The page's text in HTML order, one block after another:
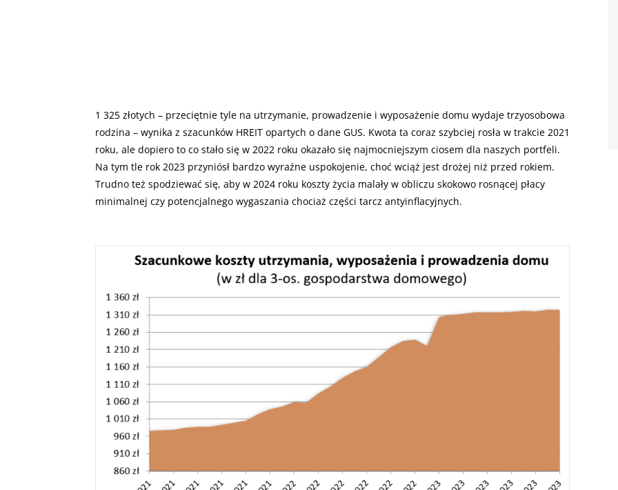
1 325 złotych – przeciętnie tyle na utrzymanie, prowadzenie i wyposażenie domu wydaje trzyosobowa
rodzina – wynika z szacunków HREIT opartych o dane GUS. Kwota ta coraz szybciej rosła w trakcie 2021
roku, ale dopiero to co stało się w 2022 roku okazało się najmocniejszym ciosem dla naszych portfeli.
Na tym tle rok 2023 przyniósł bardzo wyraźne uspokojenie, choć wciąż jest drożej niż przed rokiem.
Trudno też spodziewać się, aby w 2024 roku koszty życia malały w obliczu skokowo rosnącej płacy
minimalnej czy potencjalnego wygaszania chociaż części tarcz antyinflacyjnych.